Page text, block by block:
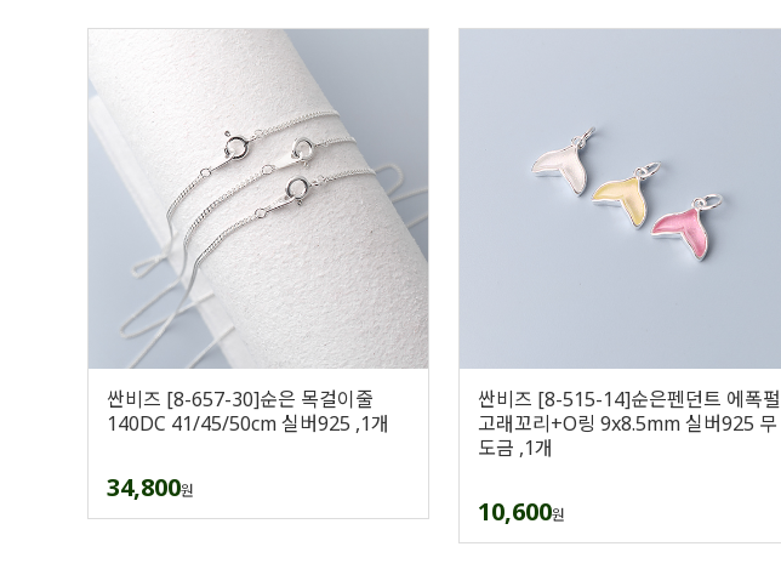
싼비즈 [8-657-30]순은 목걸이줄
140DC 41/45/50cm 실버925 ,1개
34,800원
싼비즈 [8-515-14]순은펜던트 에폭펄
고래꼬리+O링 9x8.5mm 실버925 무
도금 ,1개
10,600원